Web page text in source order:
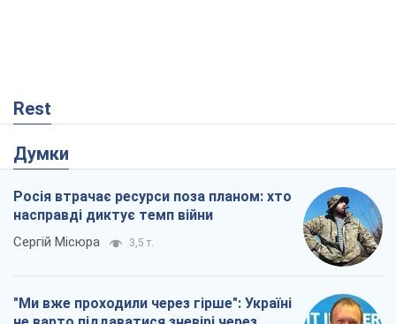
Rest
Думки
Росія втрачає ресурси поза планом: хто
насправді диктує темп війни
Сергій Місюра 3,5 т.
"Ми вже проходили через гірше": Україні